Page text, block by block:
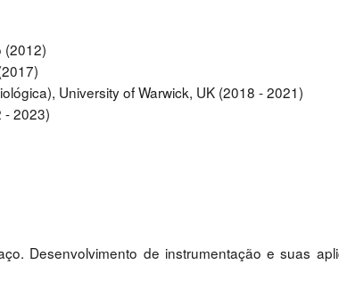
(2012)
University of Warwick, UK (2018 - 2021)
- 2023)
Desenvolvimento de instrumentação e suas